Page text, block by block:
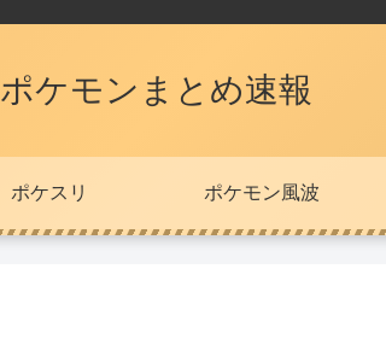
ポケモンまとめ速報
ポケスリ ポケモン風波